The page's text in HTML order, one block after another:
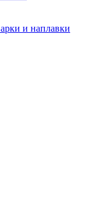
и наплавки